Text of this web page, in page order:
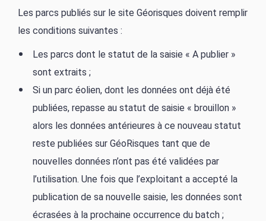
Les parcs publiés sur le site Géorisques doivent remplir
les conditions suivantes :
Les parcs dont le statut de la saisie « A publier »
sont extraits ;
Si un parc éolien, dont les données ont déjà été
publiées, repasse au statut de saisie « brouillon »
alors les données antérieures à ce nouveau statut
reste publiées sur GéoRisques tant que de
nouvelles données n’ont pas été validées par
l’utilisation. Une fois que l’exploitant a accepté la
publication de sa nouvelle saisie, les données sont
écrasées à la prochaine occurrence du batch ;